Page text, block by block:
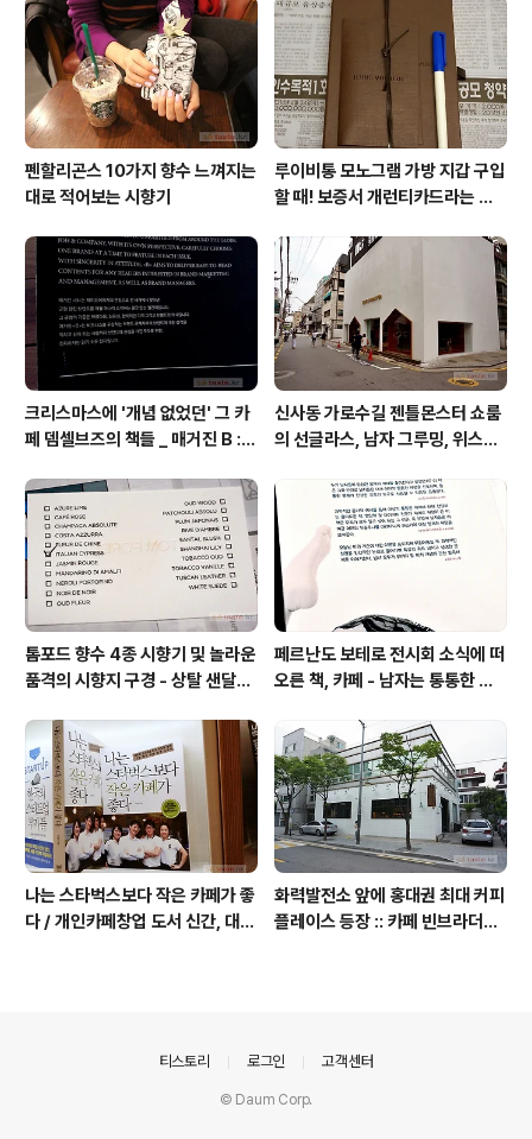
체 소비에 의의를 두는 이 그들은 올해 상반기 방문 이유 몹
시 타당.vs. 블루보틀이 표방하는 브랜딩 ? 운영 ..
펜할리곤스 10가지 향수 느껴지는
대로 적어보는 시향기
루이비통 모노그램 가방 지갑 구입
할 때! 보증서 개런티카드라는 것
크리스마스에 '개념 없었던' 그 카
페 뎀셀브즈의 책들 _ 매거진 B :
커피
신사동 가로수길 젠틀몬스터 쇼룸
의 선글라스, 남자 그루밍, 위스키
톰포드 향수 4종 시향기 및 놀라운
품격의 시향지 구경 - 상탈 샌달우
노
페르난도 보테로 전시회 소식에 떠
오른 책, 카페 - 남자는 통통한 여
나는 스타벅스보다 작은 카페가 좋
다 / 개인카페창업 도서 신간, 대전
화력발전소 앞에 홍대권 최대 커피
플레이스 등장 :: 카페 빈브라더스
티스토리 로그인 고객센터
© Daum Corp.